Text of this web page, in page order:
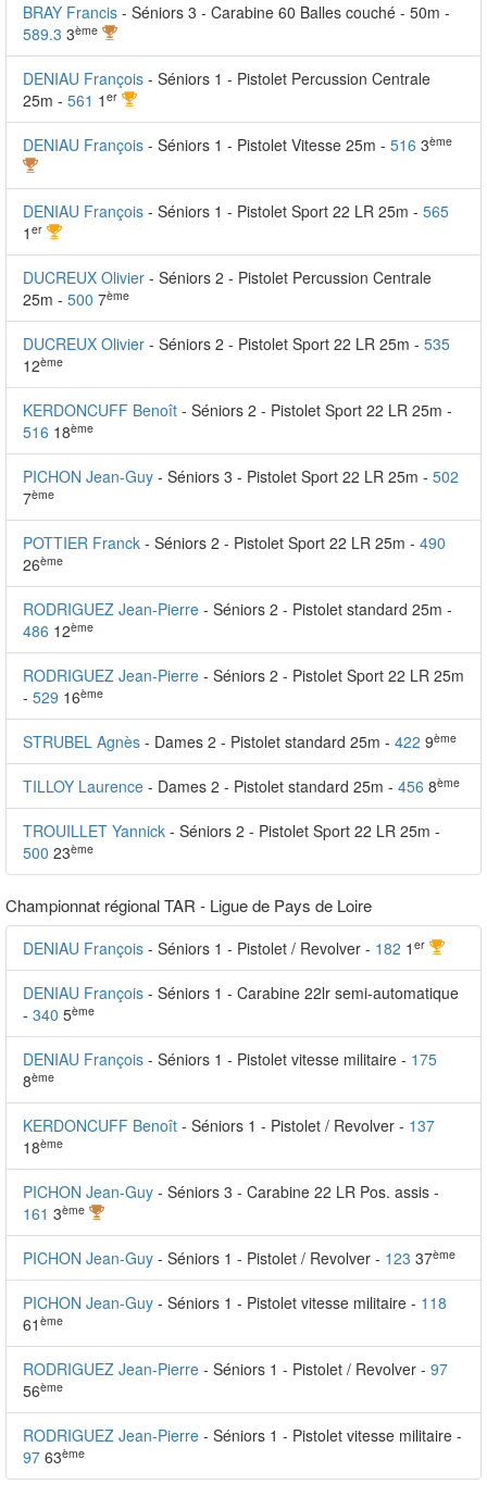
BRAY Francis - Séniors 3 - Carabine 60 Balles couché - 50m -
589.3 3ème
DENIAU François - Séniors 1 - Pistolet Percussion Centrale
25m - 561 1 er
DENIAU François - Séniors 1 - Pistolet Vitesse 25m - 516 3ème
DENIAU François - Séniors 1 - Pistolet Sport 22 LR 25m - 565
1 er
DUCREUX Olivier - Séniors 2 - Pistolet Percussion Centrale
25m - 500 7ème
DUCREUX Olivier - Séniors 2 - Pistolet Sport 22 LR 25m - 535
12ème
KERDONCUFF Benoît - Séniors 2 - Pistolet Sport 22 LR 25m -
516 18ème
PICHON Jean-Guy - Séniors 3 - Pistolet Sport 22 LR 25m - 502
7ème
POTTIER Franck - Séniors 2 - Pistolet Sport 22 LR 25m - 490
26ème
RODRIGUEZ Jean-Pierre - Séniors 2 - Pistolet standard 25m -
486 12ème
RODRIGUEZ Jean-Pierre - Séniors 2 - Pistolet Sport 22 LR 25m
- 529 16ème
STRUBEL Agnès - Dames 2 - Pistolet standard 25m - 422 9ème
TILLOY Laurence - Dames 2 - Pistolet standard 25m - 456 8ème
TROUILLET Yannick - Séniors 2 - Pistolet Sport 22 LR 25m -
500 23ème
Championnat régional TAR - Ligue de Pays de Loire
DENIAU François - Séniors 1 - Pistolet / Revolver - 182 1 er
DENIAU François - Séniors 1 - Carabine 22lr semi-automatique
- 340 5ème
DENIAU François - Séniors 1 - Pistolet vitesse militaire - 175
8ème
KERDONCUFF Benoît - Séniors 1 - Pistolet / Revolver - 137
18ème
PICHON Jean-Guy - Séniors 3 - Carabine 22 LR Pos. assis -
161 3ème
PICHON Jean-Guy - Séniors 1 - Pistolet / Revolver - 123 37ème
PICHON Jean-Guy - Séniors 1 - Pistolet vitesse militaire - 118
61 ème
RODRIGUEZ Jean-Pierre - Séniors 1 - Pistolet / Revolver - 97
56ème
RODRIGUEZ Jean-Pierre - Séniors 1 - Pistolet vitesse militaire -
97 63ème